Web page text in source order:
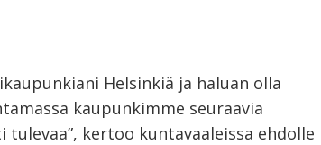
Helsinkiä ja haluan olla
kaupunkimme seuraavia
tulevaa”, kertoo kuntavaaleissa ehdolle